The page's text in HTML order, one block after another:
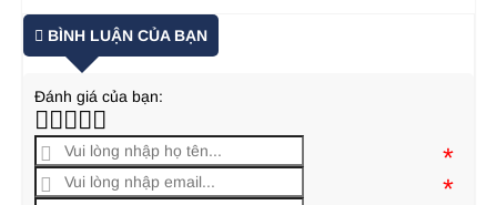
BÌNH LUẬN CỦA BẠN
Đánh giá của bạn:
*
*